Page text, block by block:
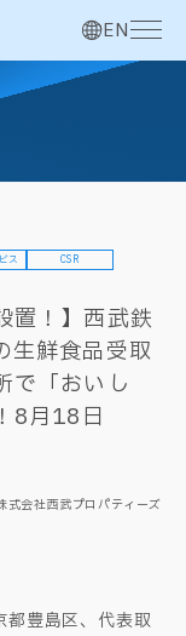
EN
ス CSR
置！】西武鉄
生鮮食品受取
で「おいし
8月18日
式会社西武プロパティーズ
都豊島区、代表取